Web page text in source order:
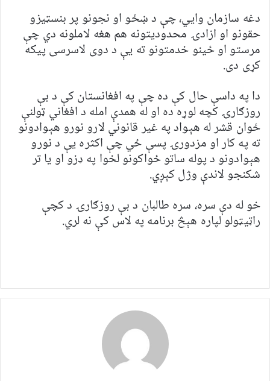
دغه سازمان وایي، چې د ښځو او نجونو پر بنسټیزو
حقونو او ازادۍ محدودیتونه هم هغه لاملونه دي چې
مرستو او ځینو خدمتونو ته یې د دوی لاسرسی پیکه
کړی دی.
دا په داسې حال کې ده چې په افغانستان کې د بې
روزګارۍ کچه لوړه ده او له همدې امله د افغاني ټولنې
ځوان قشر له هېواد په غیر قانوني لارو نورو هېوادونو
ته په کار او مزدورۍ پسې ځي چې اکثره یې د نورو
هېوادونو د پوله ساتو ځواکونو لخوا په ډزو او یا تر
شکنجو لاندې وژل کېږي.
خو له دې سره، سره طالبان د بې روزګارۍ د کچې
راټیټولو لپاره هېڅ برنامه په لاس کې نه لري.